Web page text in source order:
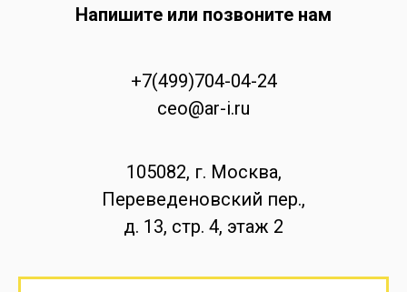
Напишите или позвоните нам
+7(499)704-04-24
ceo@ar-i.ru
105082, г. Москва,
Переведеновский пер.,
д. 13, стр. 4, этаж 2